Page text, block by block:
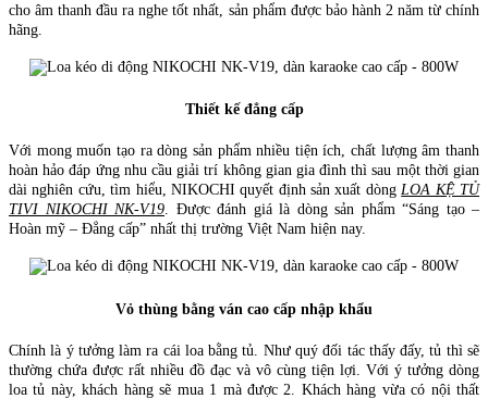
cho âm thanh đầu ra nghe tốt nhất, sản phẩm được bảo hành 2 năm từ chính
hãng.
Thiết kế đẳng cấp
Với mong muốn tạo ra dòng sản phẩm nhiều tiện ích, chất lượng âm thanh
hoàn hảo đáp ứng nhu cầu giải trí không gian gia đình thì sau một thời gian
dài nghiên cứu, tìm hiểu, NIKOCHI quyết định sản xuất dòngLOA KỆ TỦ
TIVI NIKOCHI NK-V19. Được đánh giá là dòng sản phẩm “Sáng tạo –
Hoàn mỹ – Đẳng cấp” nhất thị trường Việt Nam hiện nay.
Vỏ thùng bằng ván cao cấp nhập khẩu
Chính là ý tưởng làm ra cái loa bằng tủ. Như quý đối tác thấy đấy, tủ thì sẽ
thường chứa được rất nhiều đồ đạc và vô cùng tiện lợi. Với ý tưởng dòng
loa tủ này, khách hàng sẽ mua 1 mà được 2. Khách hàng vừa có nội thất